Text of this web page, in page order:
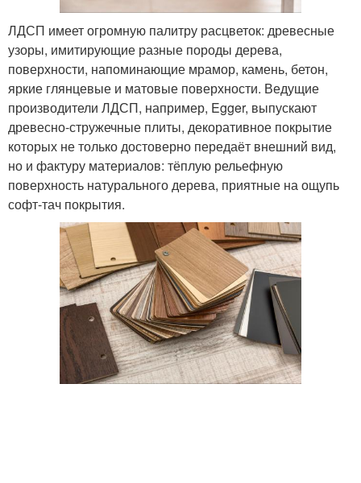
ЛДСП имеет огромную палитру расцветок: древесные
узоры, имитирующие разные породы дерева,
поверхности, напоминающие мрамор, камень, бетон,
яркие глянцевые и матовые поверхности. Ведущие
производители ЛДСП, например, Egger, выпускают
древесно-стружечные плиты, декоративное покрытие
которых не только достоверно передаёт внешний вид,
но и фактуру материалов: тёплую рельефную
поверхность натурального дерева, приятные на ощупь
софт-тач покрытия.